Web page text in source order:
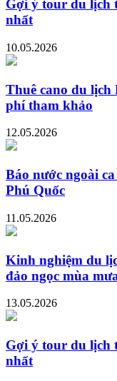
Gợi ý tour du lịch
nhất
10.05.2026
Thuê cano du lịch
phí tham khảo
12.05.2026
Báo nước ngoài
Phú Quốc
11.05.2026
Kinh nghiệm du
đảo ngọc mùa
13.05.2026
Gợi ý tour du lịch
nhất